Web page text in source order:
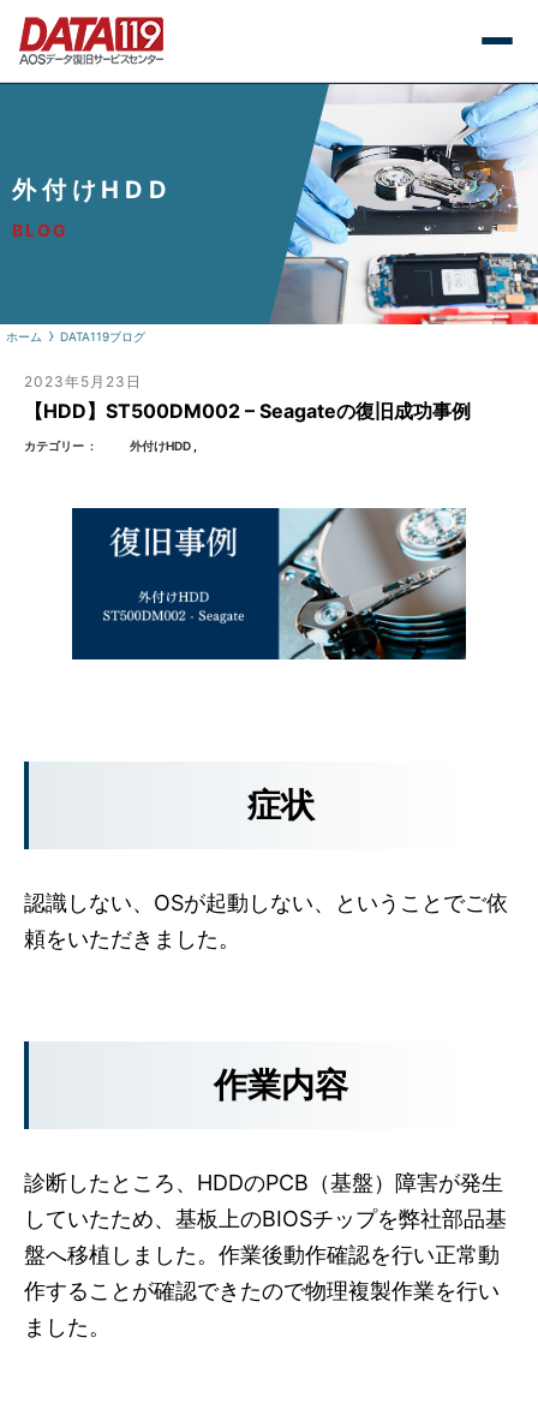
外付けHDD
BLOG
ホーム DATA119ブログ
2023年5月23日
【HDD】ST500DM002 – Seagateの復旧成功事例
カテゴリー 外付けHDD
症状
認識しない、OSが起動しない、ということでご依
頼をいただきました。
作業内容
診断したところ、HDDのPCB（基盤）障害が発生
していたため、基板上のBIOSチップを弊社部品基
盤へ移植しました。作業後動作確認を行い正常動
作することが確認できたので物理複製作業を行い
ました。